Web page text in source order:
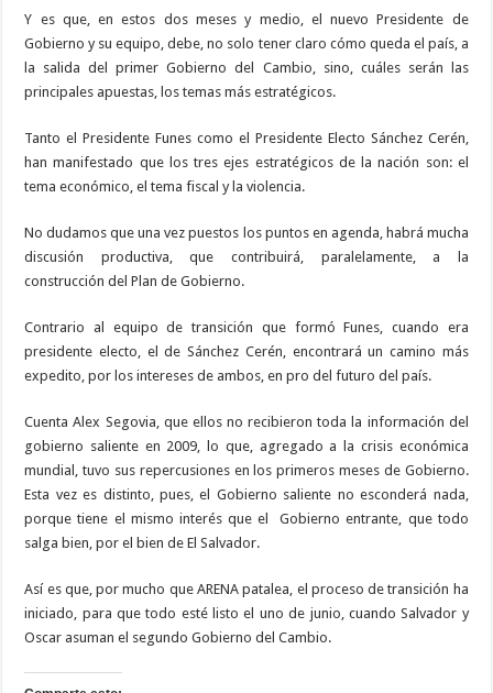
Y es que, en estos dos meses y medio, el nuevo Presidente de
Gobierno y su equipo, debe, no solo tener claro cómo queda el país, a
la salida del primer Gobierno del Cambio, sino, cuáles serán las
principales apuestas, los temas más estratégicos.
Tanto el Presidente Funes como el Presidente Electo Sánchez Cerén,
han manifestado que los tres ejes estratégicos de la nación son: el
tema económico, el tema fiscal y la violencia.
No dudamos que una vez puestos los puntos en agenda, habrá mucha
discusión productiva, que contribuirá, paralelamente, a la
construcción del Plan de Gobierno.
Contrario al equipo de transición que formó Funes, cuando era
presidente electo, el de Sánchez Cerén, encontrará un camino más
expedito, por los intereses de ambos, en pro del futuro del país.
Cuenta Alex Segovia, que ellos no recibieron toda la información del
gobierno saliente en 2009, lo que, agregado a la crisis económica
mundial, tuvo sus repercusiones en los primeros meses de Gobierno.
Esta vez es distinto, pues, el Gobierno saliente no esconderá nada,
porque tiene el mismo interés que el Gobierno entrante, que todo
salga bien, por el bien de El Salvador.
Así es que, por mucho que ARENA patalea, el proceso de transición ha
iniciado, para que todo esté listo el uno de junio, cuando Salvador y
Oscar asuman el segundo Gobierno del Cambio.